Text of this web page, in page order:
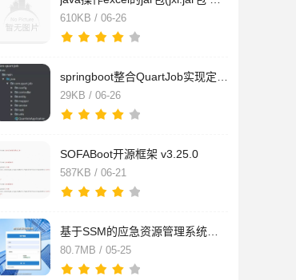
610KB / 06-26
29KB / 06-26
SOFABoot开源框架 v3.25.0
587KB / 06-21
80.7MB / 05-25